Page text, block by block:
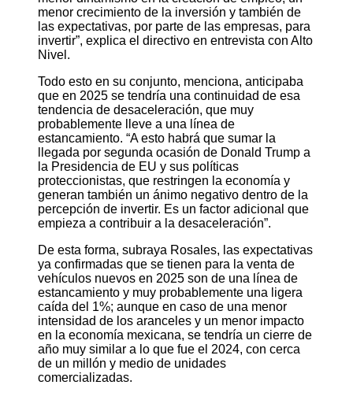
menor crecimiento de la inversión y también de
las expectativas, por parte de las empresas, para
invertir”, explica el directivo en entrevista con Alto
Nivel.
Todo esto en su conjunto, menciona, anticipaba
que en 2025 se tendría una continuidad de esa
tendencia de desaceleración, que muy
probablemente lleve a una línea de
estancamiento. “A esto habrá que sumar la
llegada por segunda ocasión de Donald Trump a
la Presidencia de EU y sus políticas
proteccionistas, que restringen la economía y
generan también un ánimo negativo dentro de la
percepción de invertir. Es un factor adicional que
empieza a contribuir a la desaceleración”.
De esta forma, subraya Rosales, las expectativas
ya confirmadas que se tienen para la venta de
vehículos nuevos en 2025 son de una línea de
estancamiento y muy probablemente una ligera
caída del 1%; aunque en caso de una menor
intensidad de los aranceles y un menor impacto
en la economía mexicana, se tendría un cierre de
año muy similar a lo que fue el 2024, con cerca
de un millón y medio de unidades
comercializadas.